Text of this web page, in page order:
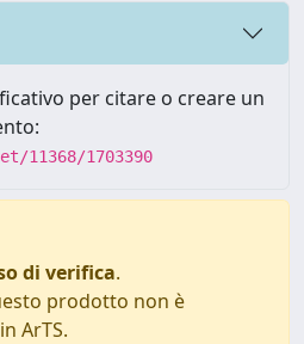
per citare o creare un
11368/1703390
di verifica.
prodotto non è
ArTS.